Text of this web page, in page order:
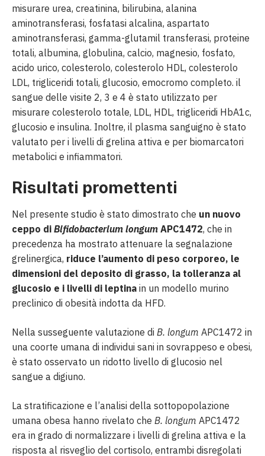
misurare urea, creatinina, bilirubina, alanina
aminotransferasi, fosfatasi alcalina, aspartato
aminotransferasi, gamma-glutamil transferasi, proteine ​​
totali, albumina, globulina, calcio, magnesio, fosfato,
acido urico, colesterolo, colesterolo HDL, colesterolo
LDL, trigliceridi totali, glucosio, emocromo completo. il
sangue delle visite 2, 3 e 4 è stato utilizzato per
misurare colesterolo totale, LDL, HDL, trigliceridi HbA1c,
glucosio e insulina. Inoltre, il plasma sanguigno è stato
valutato per i livelli di grelina attiva e per biomarcatori
metabolici e infiammatori.
Risultati promettenti
Nel presente studio è stato dimostrato che un nuovo
ceppo di Bifidobacterium longum APC1472, che in
precedenza ha mostrato attenuare la segnalazione
grelinergica, riduce l’aumento di peso corporeo, le
dimensioni del deposito di grasso, la tolleranza al
glucosio e i livelli di leptina in un modello murino
preclinico di obesità indotta da HFD.
Nella susseguente valutazione di B. longum APC1472 in
una coorte umana di individui sani in sovrappeso e obesi,
è stato osservato un ridotto livello di glucosio nel
sangue a digiuno.
La stratificazione e l’analisi della sottopopolazione
umana obesa hanno rivelato che B. longum APC1472
era in grado di normalizzare i livelli di grelina attiva e la
risposta al risveglio del cortisolo, entrambi disregolati